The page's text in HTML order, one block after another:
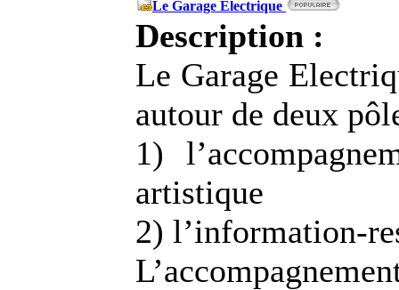
Le Garage Électrique
Description :
Le Garage
autour de deux
1)
artistique
2) l’information-